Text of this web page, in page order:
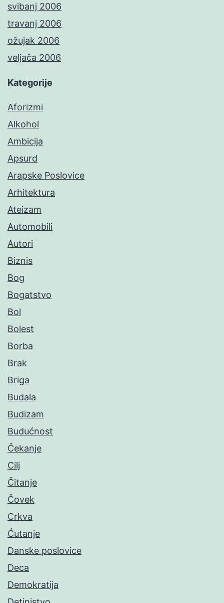
svibanj 2006
travanj 2006
ožujak 2006
veljača 2006
Kategorije
Aforizmi
Alkohol
Ambicija
Apsurd
Arapske Poslovice
Arhitektura
Ateizam
Automobili
Autori
Biznis
Bog
Bogatstvo
Bol
Bolest
Borba
Brak
Briga
Budala
Budizam
Budućnost
Čekanje
Cilj
Čitanje
Čovek
Crkva
Ćutanje
Danske poslovice
Deca
Demokratija